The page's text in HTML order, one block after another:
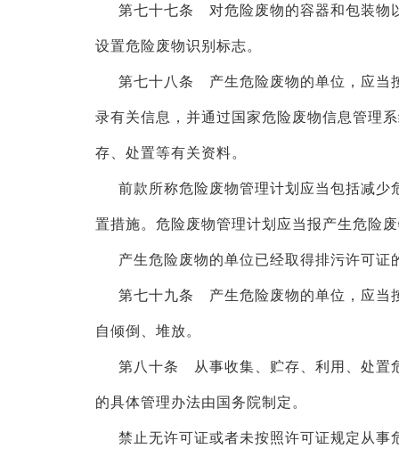
第七十七条 对危险废物的容器和包装物
设置危险废物识别标志。
第七十八条 产生危险废物的单位，应当
录有关信息，并通过国家危险废物信息管理
存、处置等有关资料。
前款所称危险废物管理计划应当包括减
置措施。危险废物管理计划应当报产生危险
产生危险废物的单位已经取得排污许可
第七十九条 产生危险废物的单位，应当
自倾倒、堆放。
第八十条 从事收集、贮存、利用、处置
的具体管理办法由国务院制定。
禁止无许可证或者未按照许可证规定从